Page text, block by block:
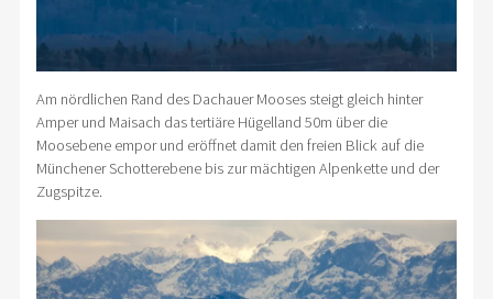
Am nördlichen Rand des Dachauer Mooses steigt gleich hinter
Amper und Maisach das tertiäre Hügelland 50m über die
Moosebene empor und eröffnet damit den freien Blick auf die
Münchener Schotterebene bis zur mächtigen Alpenkette und der
Zugspitze.